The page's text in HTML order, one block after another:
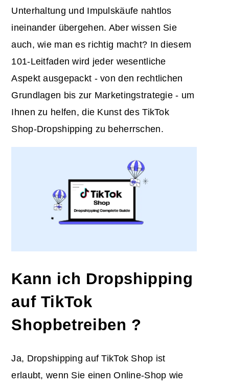
Unterhaltung und Impulskäufe nahtlos
ineinander übergehen. Aber wissen Sie
auch, wie man es richtig macht? In diesem
101-Leitfaden wird jeder wesentliche
Aspekt ausgepackt - von den rechtlichen
Grundlagen bis zur Marketingstrategie - um
Ihnen zu helfen, die Kunst des TikTok
Shop-Dropshipping zu beherrschen.
Kann ich Dropshipping
aufTikTok
Shopbetreiben ?
Ja, Dropshipping auf TikTok Shop ist
erlaubt, wenn Sie einen Online-Shop wie